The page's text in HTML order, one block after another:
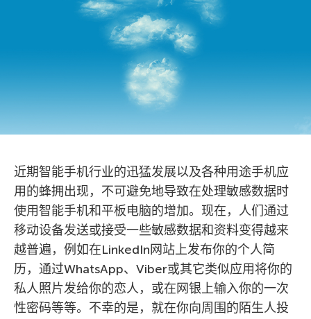
近期智能手机行业的迅猛发展以及各种用途手机应
用的蜂拥出现，不可避免地导致在处理敏感数据时
使用智能手机和平板电脑的增加。现在，人们通过
移动设备发送或接受一些敏感数据和资料变得越来
越普遍，例如在LinkedIn网站上发布你的个人简
历，通过WhatsApp、Viber或其它类似应用将你的
私人照片发给你的恋人，或在网银上输入你的一次
性密码等等。不幸的是，就在你向周围的陌生人投